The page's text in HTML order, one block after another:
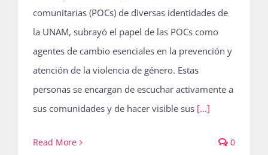
comunitarias (POCs) de diversas identidades de
la UNAM, subrayó el papel de las POCs como
agentes de cambio esenciales en la prevención y
atención de la violencia de género. Estas
personas se encargan de escuchar activamente a
sus comunidades y de hacer visible sus [...]
Read More 0